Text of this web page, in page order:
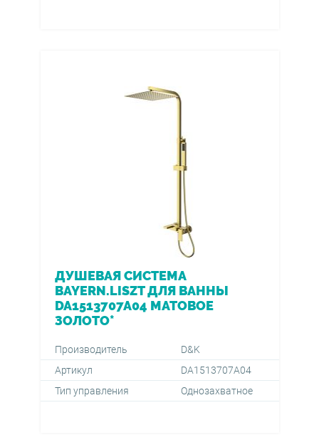
ДУШЕВАЯ СИСТЕМА
BAYERN.LISZT ДЛЯ ВАННЫ
DA1513707A04 МАТОВОЕ
ЗОЛОТО*
Производитель
D&K
Артикул
DA1513707A04
Тип управления
Однозахватное